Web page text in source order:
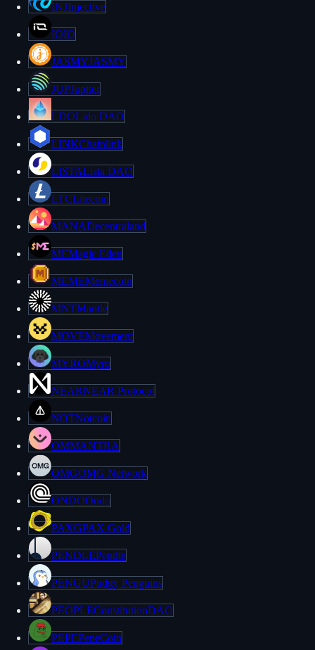
INJInjective
IOIO
JASMYJASMY
JUPJupiter
LDOLido DAO
LINKChainlink
LISTALista DAO
LTCLitecoin
MANADecentraland
MEMagic Eden
MEMEMemecoin
MNTMantle
MOVEMovement
MYROMyro
NEARNEAR Protocol
NOTNotcoin
OMMANTRA
OMGOMG Network
ONDOOndo
PAXGPAX Gold
PENDLEPendle
PENGUPudgy Penguins
PEOPLEConstitutionDAO
PEPEPepeCoin